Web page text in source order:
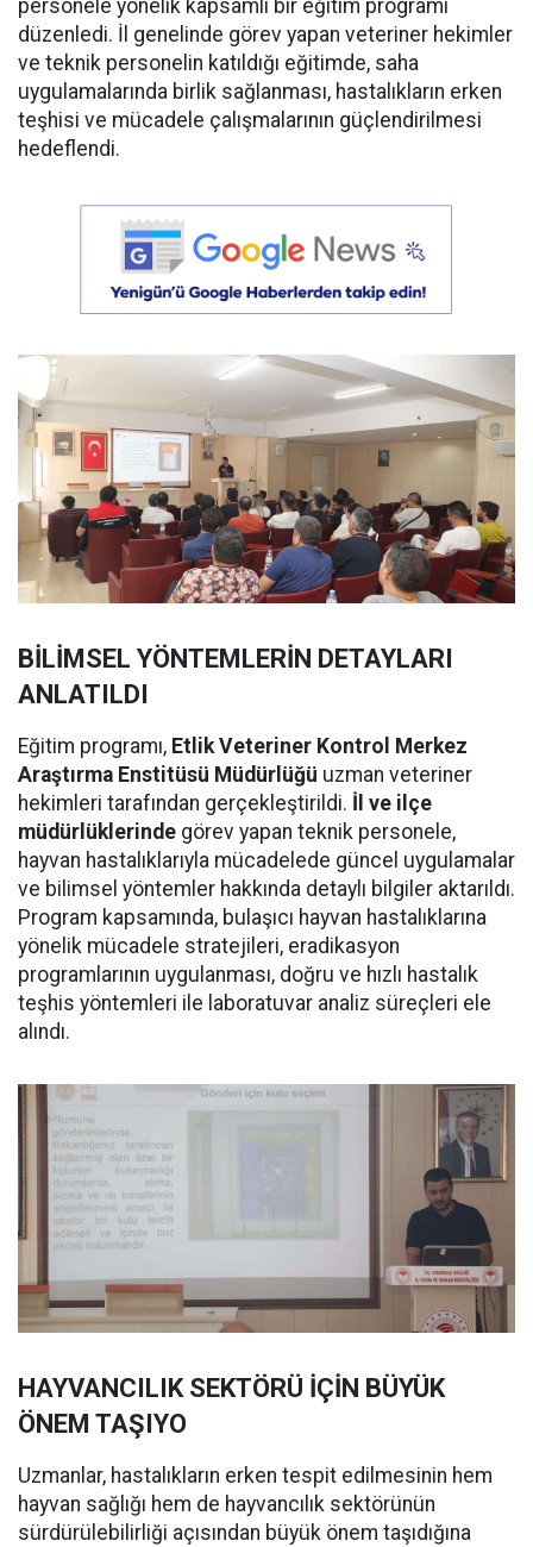
personele yönelik kapsamlı bir eğitim programı
düzenledi. İl genelinde görev yapan veteriner hekimler
ve teknik personelin katıldığı eğitimde, saha
uygulamalarında birlik sağlanması, hastalıkların erken
teşhisi ve mücadele çalışmalarının güçlendirilmesi
hedeflendi.
BİLİMSEL YÖNTEMLERİN DETAYLARI
ANLATILDI
Eğitim programı, Etlik Veteriner Kontrol Merkez
Araştırma Enstitüsü Müdürlüğü uzman veteriner
hekimleri tarafından gerçekleştirildi. İl ve ilçe
müdürlüklerinde görev yapan teknik personele,
hayvan hastalıklarıyla mücadelede güncel uygulamalar
ve bilimsel yöntemler hakkında detaylı bilgiler aktarıldı.
Program kapsamında, bulaşıcı hayvan hastalıklarına
yönelik mücadele stratejileri, eradikasyon
programlarının uygulanması, doğru ve hızlı hastalık
teşhis yöntemleri ile laboratuvar analiz süreçleri ele
alındı.
HAYVANCILIK SEKTÖRÜ İÇİN BÜYÜK
ÖNEM TAŞIYO
Uzmanlar, hastalıkların erken tespit edilmesinin hem
hayvan sağlığı hem de hayvancılık sektörünün
sürdürülebilirliği açısından büyük önem taşıdığına